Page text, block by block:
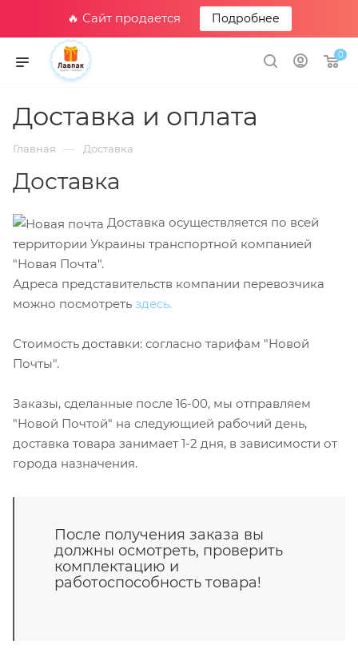
🔥 Сайт продается Подробнее
0
Доставка и оплата
Главная — Доставка
Доставка
Доставка осуществляется по всей
территории Украины транспортной компанией
"Новая Почта".
Адреса представительств компании перевозчика
можно посмотреть здесь.
Стоимость доставки: согласно тарифам "Новой
Почты".
Заказы, сделанные после 16-00, мы отправляем
"Новой Почтой" на следующией рабочий день,
доставка товара занимает 1-2 дня, в зависимости от
города назначения.
После получения заказа вы
должны осмотреть, проверить
комплектацию и
работоспособность товара!